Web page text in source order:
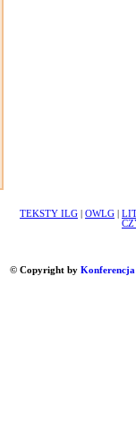
TEKSTY ILG OWLG
© Copyright by Konferencja